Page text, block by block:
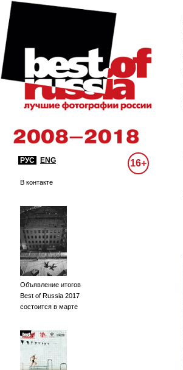
РУС ENG 16+
В контакте
Объявление итогов
Best of Russia 2017
состоится в марте